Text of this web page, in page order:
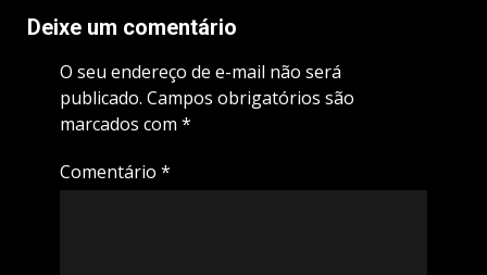
Deixe um comentário
O seu endereço de e-mail não será
publicado. Campos obrigatórios são
marcados com *
Comentário *